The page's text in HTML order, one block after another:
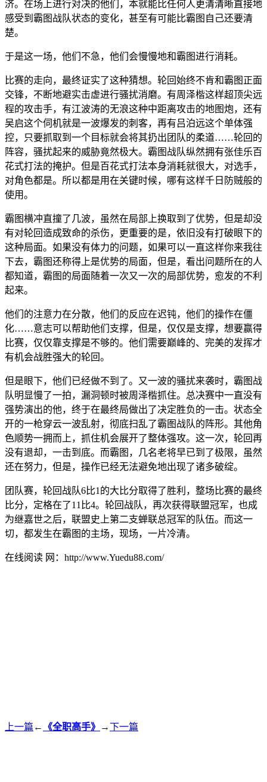
济。在场上进行对决的他们，本就能比任何人更清清晰直接地
感受到霸图战队状态的变化，甚至有可能比霸图自己还要清
楚。
于是这一场，他们不急，他们会慢慢地和霸图进行消耗。
比赛的走向，最终证实了这种猜想。轮回始终不肯和霸图正面
交锋，不断地避实击虚进行骚扰消磨。有周泽楷这样超顶尖远
程的攻击手，有江波涛的无浪这种中距离攻击的地图炮，还有
吴启这个伺机就是一波爆发的刺客，再有吕泊远这个单体强
控，只要抓取到一个目标就会将其扔出团队的柔道……轮回的
阵容，骚扰起来的威胁竟然极大。霸图战队纵然拥有张佳乐百
花式打法的掩护。但是百花式打法本身消耗就很大，对选手，
对角色都是。所以都是用在关键时候，哪有这样千日防贼般的
使用。
霸图横冲直撞了几波，虽然在局部上换取到了优势，但是却没
有对轮回造成致命的杀伤，更重要的是，依旧没有打破眼下的
这种局面。如果没有体力的问题，如果可以一直这样你来我往
下去，霸图还称得上是优势的局面，但是，看出问题所在的人
都知道，霸图的局面随着一次又一次的局部优势，愈发的不利
起来。
他们的注意力在分散，他们的反应在迟钝，他们的操作在僵
化……意志可以帮助他们支撑，但是，仅仅是支撑，想要赢得
比赛，仅仅靠支撑是不够的。他们需要巅峰的、完美的发挥才
有机会战胜强大的轮回。
但是眼下，他们已经做不到了。又一波的骚扰来袭时，霸图战
队明显慢了一拍，漏洞顿时被周泽楷抓住。总决赛中一直没有
强势演出的他，终于在最终局做出了决定胜负的一击。状态全
开的一枪穿云一波乱射，彻底扫乱了霸图战队的阵形。其他角
色顺势一拥而上，抓住机会展开了整体强攻。这一次，轮回再
没有退却，一击到底。而霸图，几名老将早已到了极限，虽然
还在努力，但是，操作已经无法避免地出现了诸多破绽。
团队赛，轮回战队6比1的大比分取得了胜利，整场比赛的最终
比分，定格在了11比4。轮回战队，再次获得联盟冠军，也成
为继嘉世之后，联盟史上第二支蝉联总冠军的队伍。而这一
切，都发生在霸图的主场，现场，一片冷清。
在线阅读 网：http://www.Yuedu88.com/
上一篇 ← 《全职高手》 →下一篇